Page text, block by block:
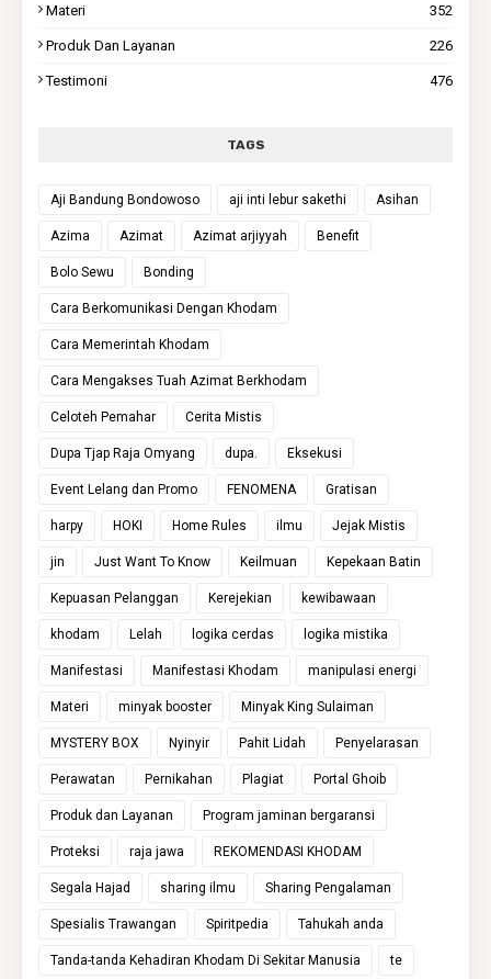
Materi 352
Produk Dan Layanan 226
Testimoni 476
TAGS
Aji Bandung Bondowoso aji inti lebur sakethi Asihan
Azima Azimat Azimat arjiyyah Benefit
Bolo Sewu Bonding
Cara Berkomunikasi Dengan Khodam
Cara Memerintah Khodam
Cara Mengakses Tuah Azimat Berkhodam
Celoteh Pemahar Cerita Mistis
Dupa Tjap Raja Omyang dupa. Eksekusi
Event Lelang dan Promo FENOMENA Gratisan
harpy HOKI Home Rules ilmu Jejak Mistis
jin Just Want To Know Keilmuan Kepekaan Batin
Kepuasan Pelanggan Kerejekian kewibawaan
khodam Lelah logika cerdas logika mistika
Manifestasi Manifestasi Khodam manipulasi energi
Materi minyak booster Minyak King Sulaiman
MYSTERY BOX Nyinyir Pahit Lidah Penyelarasan
Perawatan Pernikahan Plagiat Portal Ghoib
Produk dan Layanan Program jaminan bergaransi
Proteksi raja jawa REKOMENDASI KHODAM
Segala Hajad sharing ilmu Sharing Pengalaman
Spesialis Trawangan Spiritpedia Tahukah anda
Tanda-tanda Kehadiran Khodam Di Sekitar Manusia te